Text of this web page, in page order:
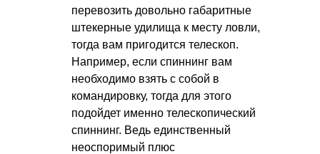
перевозить довольно габаритные
штекерные удилища к месту ловли,
тогда вам пригодится телескоп.
Например, если спиннинг вам
необходимо взять с собой в
командировку, тогда для этого
подойдет именно телескопический
спиннинг. Ведь единственный
неоспоримый плюс